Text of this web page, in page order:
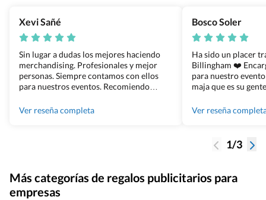
Xevi Sañé
Sin lugar a dudas los mejores haciendo
merchandising. Profesionales y mejor
personas. Siempre contamos con ellos
para nuestros eventos. Recomiendo
Ver reseña completa
Bosco Soler
Ha sido un placer
Billingham ❤️
para nuestro
maja que es su
100%
Ver reseña
1/3
Más categorías de regalos publicitarios para
empresas